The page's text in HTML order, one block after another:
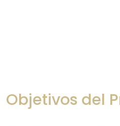
Objetivos del